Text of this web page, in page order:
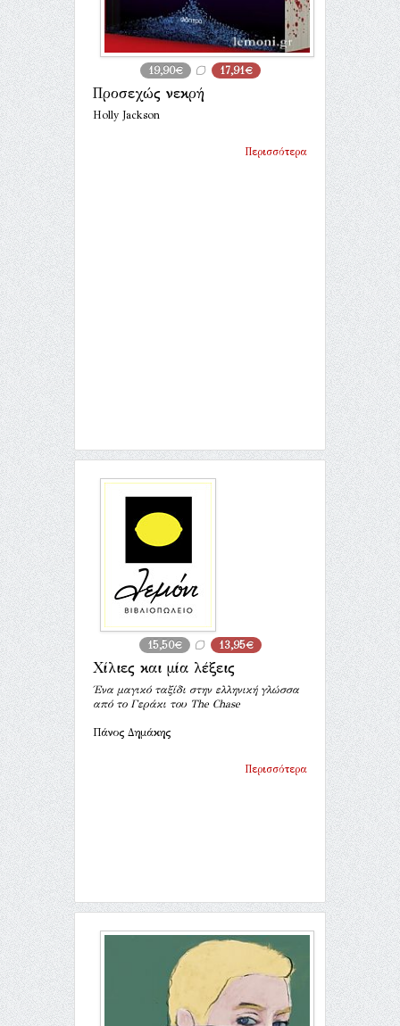
19,90€ 17,91€
Προσεχώς νεκρή
Holly Jackson
Περισσότερα
15,50€ 13,95€
Χίλιες και μία λέξεις
Ένα μαγικό ταξίδι στην ελληνική γλώσσα
από το Γεράκι του The Chase
Πάνος Δημάκης
Περισσότερα